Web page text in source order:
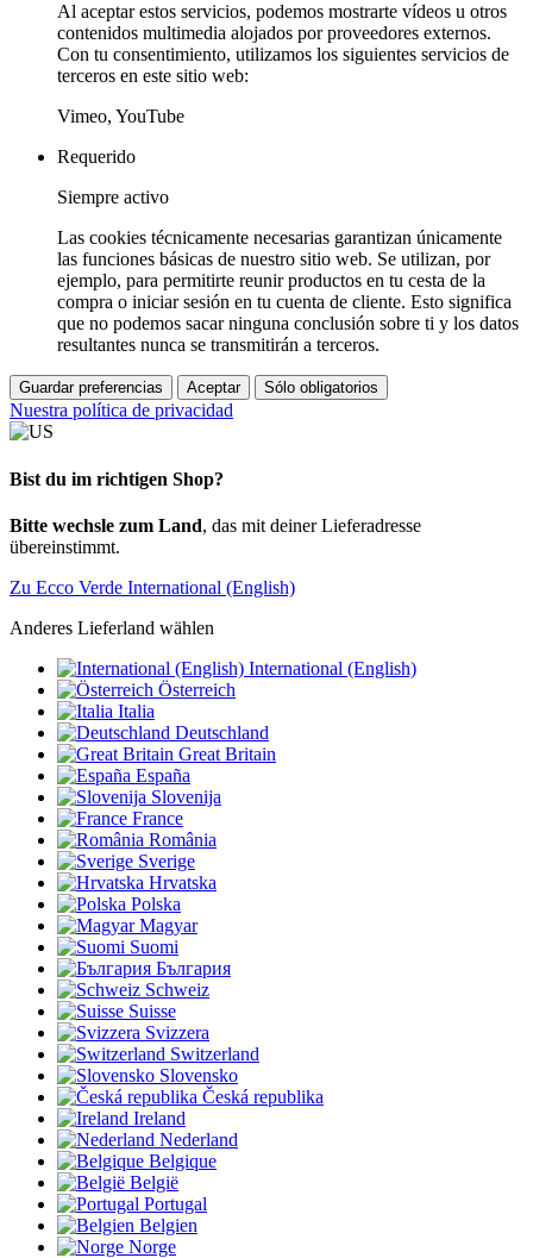
Al aceptar estos servicios, podemos mostrarte vídeos u otros
contenidos multimedia alojados por proveedores externos.
Con tu consentimiento, utilizamos los siguientes servicios de
terceros en este sitio web:
Vimeo, YouTube
Requerido
Siempre activo
Las cookies técnicamente necesarias garantizan únicamente
las funciones básicas de nuestro sitio web. Se utilizan, por
ejemplo, para permitirte reunir productos en tu cesta de la
compra o iniciar sesión en tu cuenta de cliente. Esto significa
que no podemos sacar ninguna conclusión sobre ti y los datos
resultantes nunca se transmitirán a terceros.
Guardar preferencias Aceptar Sólo obligatorios
Nuestra política de privacidad
Bist du im richtigen Shop?
Bitte wechsle zum Land, das mit deiner Lieferadresse
übereinstimmt.
Zu Ecco Verde International (English)
Anderes Lieferland wählen
International (English)
Österreich
Italia
Deutschland
Great Britain
España
Slovenija
France
România
Sverige
Hrvatska
Polska
Magyar
Suomi
България
Schweiz
Suisse
Svizzera
Switzerland
Slovensko
Česká republika
Ireland
Nederland
Belgique
België
Portugal
Belgien
Norge